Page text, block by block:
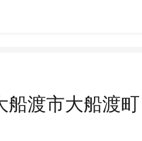
船渡市大船渡町